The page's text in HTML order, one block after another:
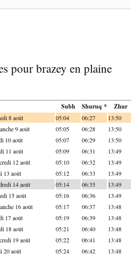
pour brazey en plaine
Subh Shuruq * Zhur
8 août 05:04 06:27 13:50
9 août 05:05 06:28 13:50
10 août 05:07 06:29 13:50
11 août 05:09 06:31 13:49
12 août 05:10 06:32 13:49
13 août 05:12 06:33 13:49
14 août 05:14 06:35 13:49
15 août 05:16 06:36 13:49
16 août 05:17 06:37 13:48
17 août 05:19 06:39 13:48
18 août 05:21 06:40 13:48
19 août 05:22 06:41 13:48
20 août 05:24 06:42 13:48